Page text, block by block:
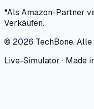
*Als Amazon-Partner
Verkäufen.
© 2026 TechBone.Alle
Live-Simulator · Made